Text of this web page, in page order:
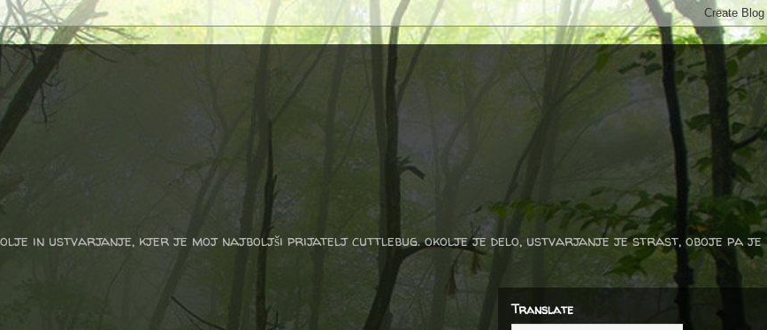
in ustvarjanje, kjer je moj najboljši prijatelj cuttlebug. okolje je delo, ustvarjanje je strast, oboje pa je
Translate